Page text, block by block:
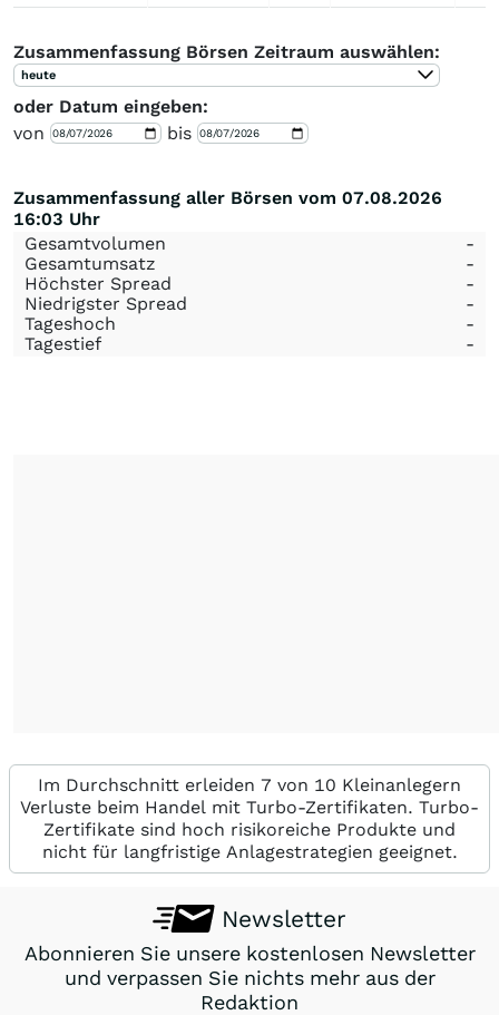
Zusammenfassung Börsen Zeitraum auswählen:
heute
oder Datum eingeben:
von
bis
Zusammenfassung aller Börsen vom 07.08.2026
16:03 Uhr
Gesamtvolumen
-
Gesamtumsatz
-
Höchster Spread
-
Niedrigster Spread
-
Tageshoch
-
Tagestief
-
Im Durchschnitt erleiden 7 von 10 Kleinanlegern
Verluste beim Handel mit Turbo-Zertifikaten. Turbo-
Zertifikate sind hoch risikoreiche Produkte und
nicht für langfristige Anlagestrategien geeignet.
Newsletter
Abonnieren Sie unsere kostenlosen Newsletter
und verpassen Sie nichts mehr aus der
Redaktion